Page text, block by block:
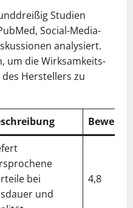
Studien
Social-Media-
analysiert.
um die Wirksamkeits-
Herstellers zu
bei
und
4,8